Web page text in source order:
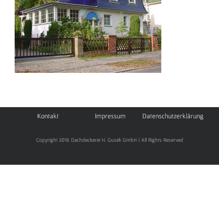
Datenschutzerklärung
Impressum
Kontakt
Copyright 2016 Dachdeckerei H. Gusek GmbH | All Rights Reserved